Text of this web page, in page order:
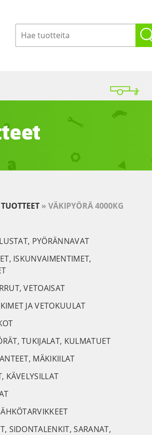
TUOTTEET » VÄKIPYÖRÄ 4000KG
PYÖRÄNNAVAT
ISKUNVAIMENTIMET,
VETOAISAT
JA VETOKUULAT
TUKIJALAT, KULMATUET
MÄKIKIILAT
KÄVELYSILLAT
SIDONTALENKIT, SARANAT,